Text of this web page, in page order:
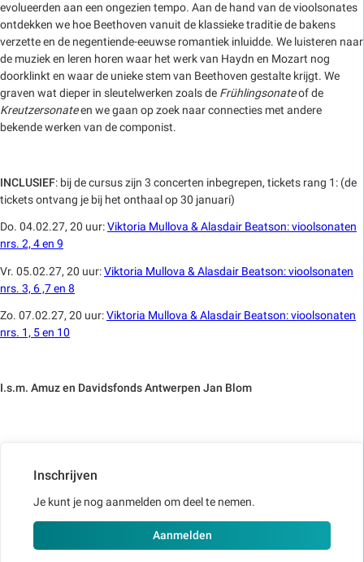
evolueerden aan een ongezien tempo. Aan de hand van de vioolsonates
ontdekken we hoe Beethoven vanuit de klassieke traditie de bakens
verzette en de negentiende-eeuwse romantiek inluidde. We luisteren naar
de muziek en leren horen waar het werk van Haydn en Mozart nog
doorklinkt en waar de unieke stem van Beethoven gestalte krijgt. We
graven wat dieper in sleutelwerken zoals de Frühlingsonateof de
Kreutzersonateen we gaan op zoek naar connecties met andere
bekende werken van de componist.
INCLUSIEF: bij de cursus zijn 3 concerten inbegrepen, tickets rang 1: (de
tickets ontvang je bij het onthaal op 30 januari)
Do. 04.02.27, 20 uur:Viktoria Mullova & Alasdair Beatson: vioolsonaten
nrs. 2, 4 en 9
Vr. 05.02.27, 20 uur:Viktoria Mullova & Alasdair Beatson: vioolsonaten
nrs. 3, 6 ,7 en 8
Zo. 07.02.27, 20 uur:Viktoria Mullova & Alasdair Beatson: vioolsonaten
nrs. 1, 5 en 10
I.s.m. Amuz en Davidsfonds Antwerpen Jan Blom
Inschrijven
Je kunt je nog aanmelden om deel te nemen.
Aanmelden